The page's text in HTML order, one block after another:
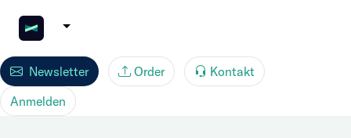
Newsletter Order
Kontakt
Anmelden